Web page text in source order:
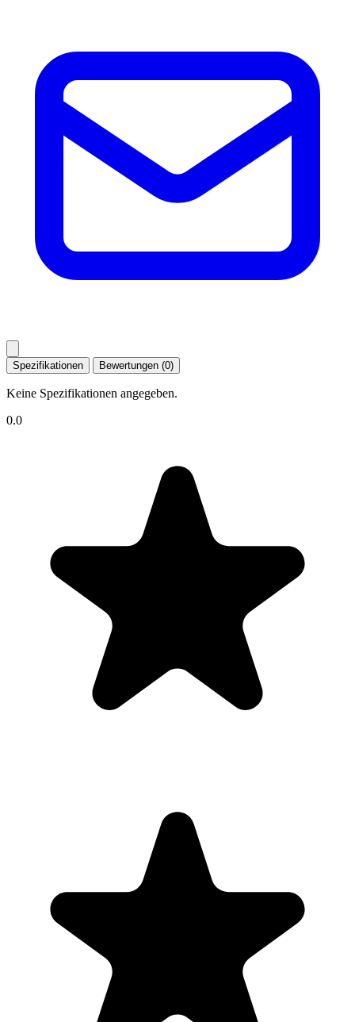
Spezifikationen Bewertungen (0)
Keine Spezifikationen angegeben.
0.0